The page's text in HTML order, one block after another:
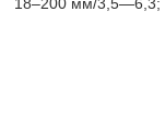
18–200 мм/3,5—6,3;